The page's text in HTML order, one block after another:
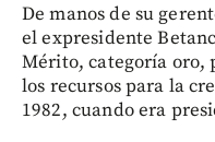
De manos de su
el expresidente
Mérito, categoría oro,
los recursos para la
1982, cuando era